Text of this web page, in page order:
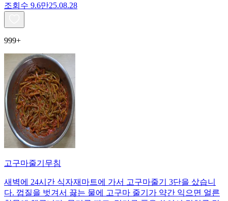
조회수 9.6만25.08.28
999+
고구마줄기무침
새벽에 24시간 식자재마트에 가서 고구마줄기 3단을 샀습니
다. 껍질을 벗겨서 끓는 물에 고구마 줄기가 약간 익으면 얼른